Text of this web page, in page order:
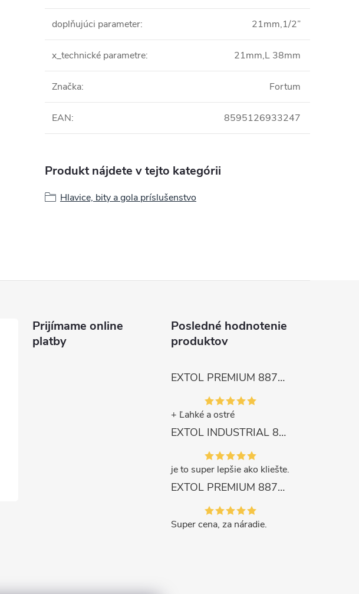
doplňujúci parameter: 21mm,1/2”
x_technické parametre: 21mm,L 38mm
Značka: Fortum
EAN: 8595126933247
Produkt nájdete v tejto kategórii
Hlavice, bity a gola príslušenstvo
Prijímame online
platby
Posledné hodnotenie
produktov
EXTOL PREMIUM 8872105 Nožnice záhradnícke dlhé úzke, 200mm, max. prestrih Ø6mm
+ Ľahké a ostré
EXTOL INDUSTRIAL 8791861 Viazač armatúr aku Share20V, bez aku, drôt 0,8mm, oko 8-34mm, bezuhlíkový motor
je to super lepšie ako kliešte.
EXTOL PREMIUM 8871287 Sekera štiepacia 3500g, nylónová násada 910mm
Super cena, za náradie.